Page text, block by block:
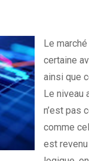
Le
certaine
ainsi que
Le niveau
n’est pas
comme
est